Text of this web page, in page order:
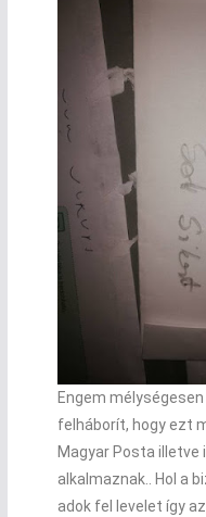
Engem
felháborít, hogy ezt
Magyar Posta illetve
alkalmaznak.. Hol a
adok fel levelet így